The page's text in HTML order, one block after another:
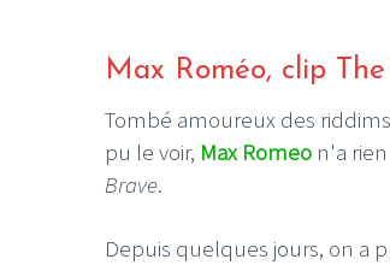
Max Roméo, clip
Tombé amoureux des
pu le voir, Max Romeo n'a
Brave.
Depuis quelques jours, on a